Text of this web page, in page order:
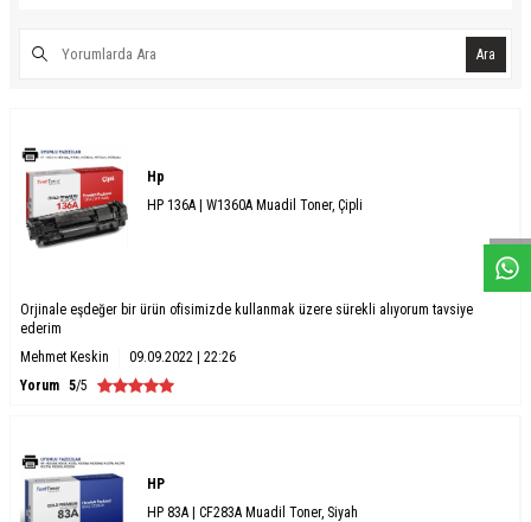
Ara
Hp
HP 136A | W1360A Muadil Toner, Çipli
Orjinale eşdeğer bir ürün ofisimizde kullanmak üzere sürekli alıyorum tavsiye
ederim
Mehmet Keskin
09.09.2022 | 22:26
Yorum 5/5
HP
HP 83A | CF283A Muadil Toner, Siyah